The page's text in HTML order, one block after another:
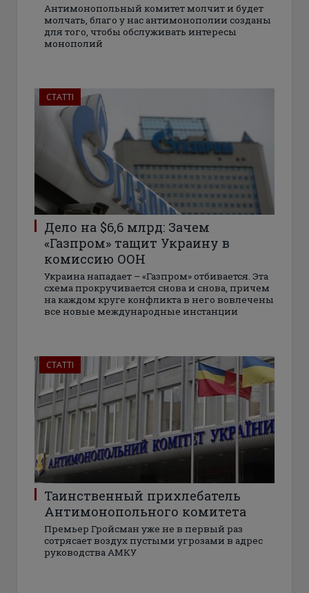
Антимонопольный комитет молчит и будет
молчать, благо у нас антимонополии созданы
для того, чтобы обслуживать интересы
монополий
СТАТТІ
Дело на $6,6 млрд: Зачем
«Газпром» тащит Украину в
комиссию ООН
Украина нападает – «Газпром» отбивается. Эта
схема прокручивается снова и снова, причем
на каждом круге конфликта в него вовлечены
все новые международные инстанции
СТАТТІ
Таинственный прихлебатель
Антимонопольного комитета
Премьер Гройсман уже не в первый раз
сотрясает воздух пустыми угрозами в адрес
руководства АМКУ